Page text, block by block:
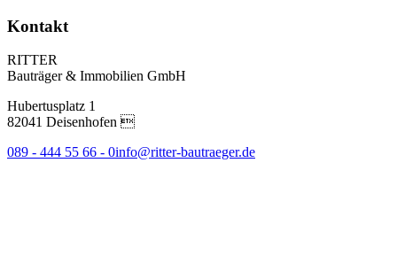
Kontakt
RITTER
Bauträger & Immobilien GmbH
Hubertusplatz 1
82041 Deisenhofen 
089 - 444 55 66 - 0info@ritter-bautraeger.de